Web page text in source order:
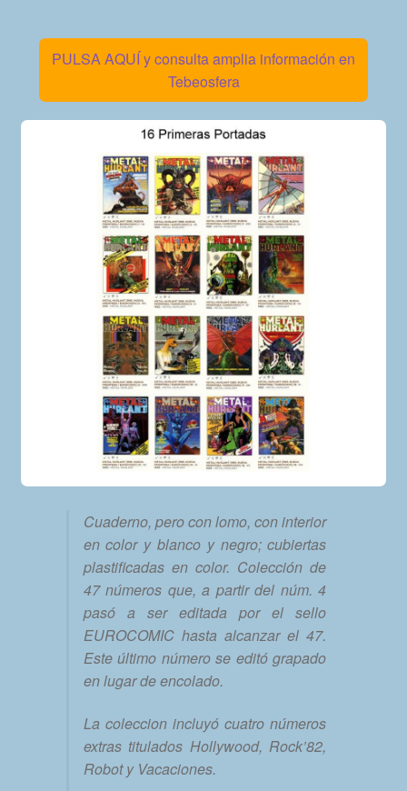
PULSA AQUÍ y consulta amplia información en
Tebeosfera
Cuaderno, pero con lomo, con interior
en color y blanco y negro; cubiertas
plastificadas en color. Colección de
47 números que, a partir del núm. 4
pasó a ser editada por el sello
EUROCOMIC hasta alcanzar el 47.
Este último número se editó grapado
en lugar de encolado.
La coleccion incluyó cuatro números
extras titulados Hollywood, Rock’82,
Robot y Vacaciones.